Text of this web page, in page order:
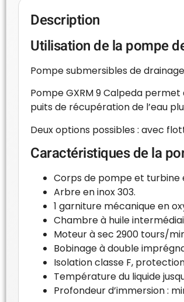
Description
Utilisation de la pompe
Pompe submersibles de
Pompe GXRM 9 Calpeda
puits de récupération de l’eau
Deux options possibles : avec
Caractéristiques de la
Corps de pompe et turbine
Arbre en inox 303.
1 garniture mécanique en
Chambre à huile
Moteur à sec 2900 tours/
Bobinage à double
Isolation classe F,
Température du liquide
Profondeur d’immersion :